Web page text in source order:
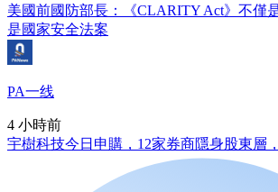
美國前國防部長：《CLARITY Act》不僅
是國家安全法案
PA一线
4 小時前
宇樹科技今日申購，12家券商隱身股東層